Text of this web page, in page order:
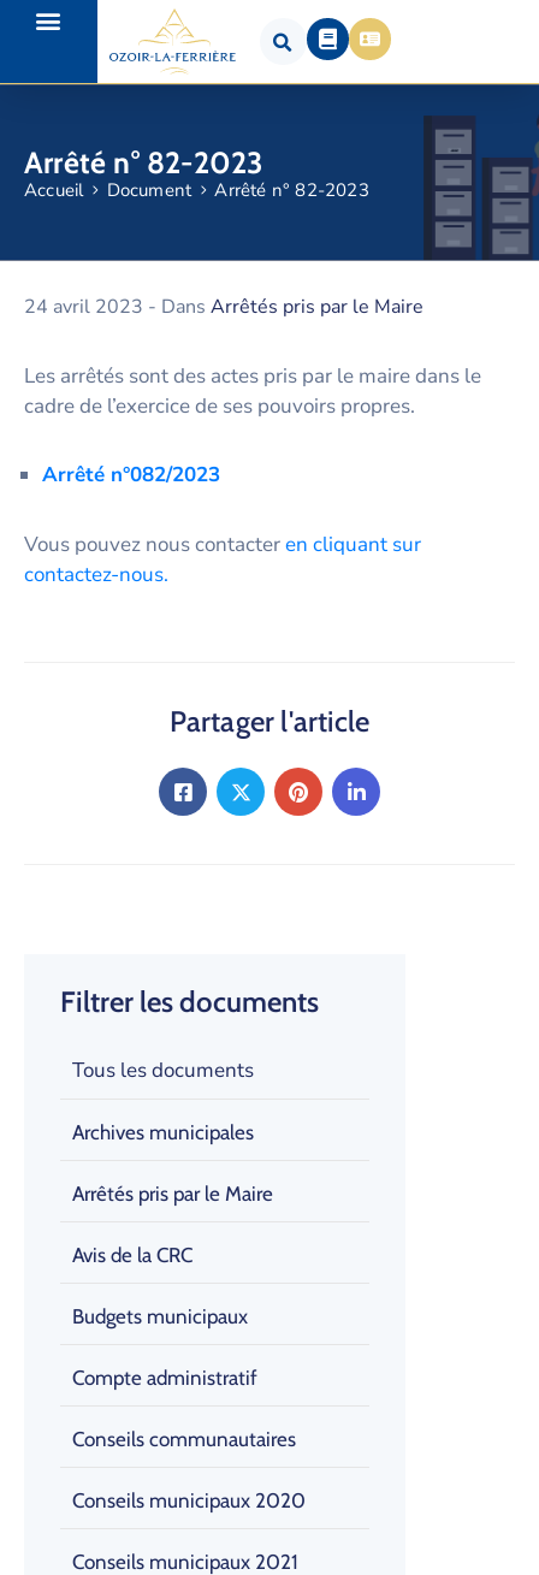
Arrêté n° 82-2023
Accueil Document Arrêté n° 82-2023
Filtrer les documents
Tous les documents
Archives municipales
Arrêtés pris par le Maire
Avis de la CRC
Budgets municipaux
Compte administratif
Conseils communautaires
Conseils municipaux 2020
Conseils municipaux 2021
24 avril 2023 - Dans Arrêtés pris par le Maire
Les arrêtés sont des actes pris par le maire dans le
cadre de l’exercice de ses pouvoirs propres.
Arrêté n°082/2023
Vous pouvez nous contacteren cliquant sur
contactez-nous.
Partager l'article